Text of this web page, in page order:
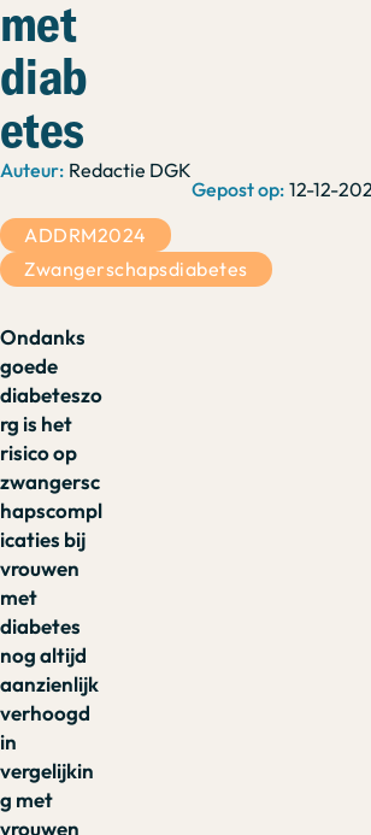
met
diab
etes
Redactie DGK
12-12-
ADDRM2024
Zwangerschapsdiabetes
Ondanks
goede
diabeteszo
rg is het
risico op
zwangersc
hapscompl
icaties bij
vrouwen
met
diabetes
nog altijd
aanzienlijk
verhoogd
in
vergelijkin
g met
vrouwen